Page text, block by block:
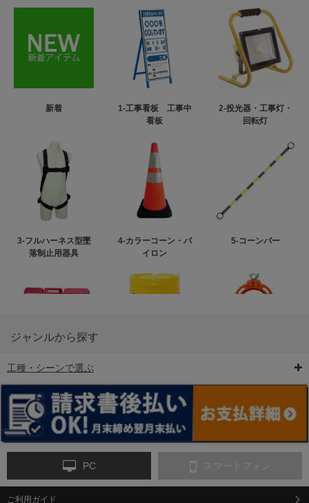
新着
1-工事看板 工事中
看板
2-投光器・工事灯・
回転灯
3-フルハーネス型墜
落制止用器具
4-カラーコーン・パ
イロン
5-コーンバー
6-矢印板/LED矢印板
ンス
ジャンルから探す
工種・シーンで選ぶ
PC スマートフォン
ご利用ガイド